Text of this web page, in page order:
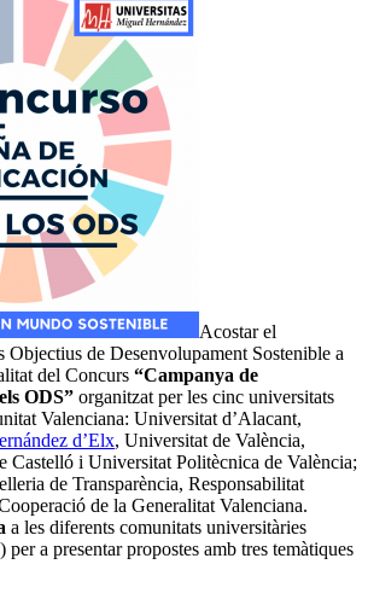
Acostar el
Objectius de Desenvolupament Sostenible a
del Concurs “Campanya de
ODS” organitzat per les cinc universitats
Valenciana: Universitat d’Alacant,
d’Elx, Universitat de València,
Castelló i Universitat Politècnica de València;
de Transparència, Responsabilitat
de la Generalitat Valenciana.
a les diferents comunitats universitàries
) per a presentar propostes amb tres temàtiques